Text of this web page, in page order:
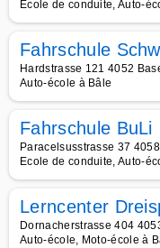
Ecole de conduite, Auto-
Fahrschule
Hardstrasse 121 4052
Auto-école à Bâle
Fahrschule BuLi
Paracelsusstrasse 37
Ecole de conduite, Auto-
Lerncenter
Dornacherstrasse 404
Auto-école, Moto-école à